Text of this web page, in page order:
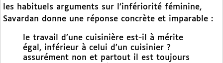
les habituels arguments sur l’infériorité féminine,
Savardan donne une réponse concrète et imparable :
le travail d’une cuisinière est-il à mérite
égal, inférieur à celui d’un cuisinier ?
assurément non et partout il est toujours